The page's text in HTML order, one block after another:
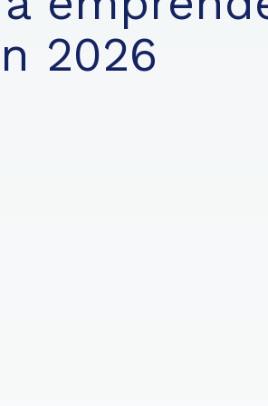
2026